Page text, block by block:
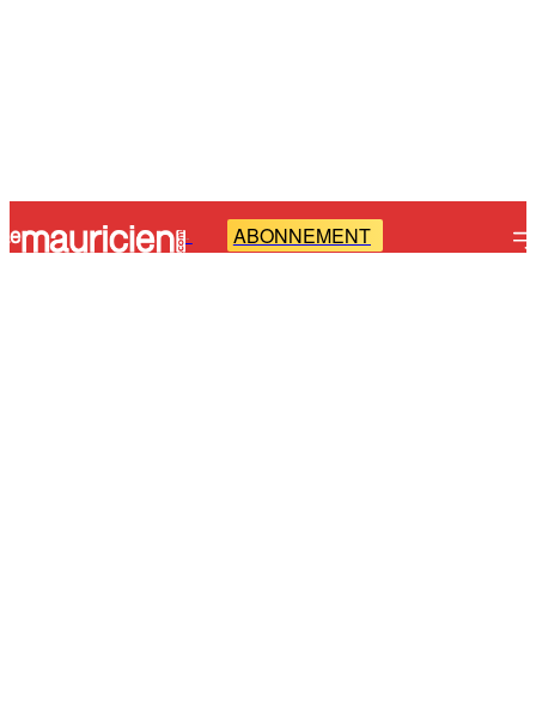
- ABONNEMENT